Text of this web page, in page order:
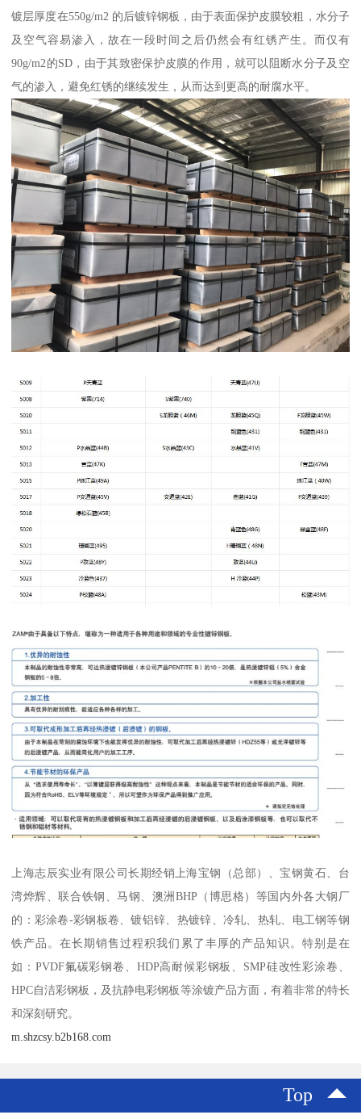
镀层厚度在550g/m2 的后镀锌钢板，由于表面保护皮膜较粗，水分子
及空气容易渗入，故在一段时间之后仍然会有红锈产生。而仅有
90g/m2的SD，由于其致密保护皮膜的作用，就可以阻断水分子及空
气的渗入，避免红锈的继续发生，从而达到更高的耐腐水平。
上海志辰实业有限公司长期经销上海宝钢（总部）、宝钢黄石、台
湾烨辉、联合铁钢、马钢、澳洲BHP（博思格）等国内外各大钢厂
的：彩涂卷-彩钢板卷、镀铝锌、热镀锌、冷轧、热轧、电工钢等钢
铁产品。在长期销售过程积我们累了丰厚的产品知识。特别是在
如：PVDF氟碳彩钢卷、HDP高耐候彩钢板、SMP硅改性彩涂卷、
HPC自洁彩钢板，及抗静电彩钢板等涂镀产品方面，有着非常的特长
和深刻研究。
m.shzcsy.b2b168.com
Top